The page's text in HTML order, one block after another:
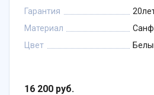
Гарантия
Материал
Цвет
16 200 руб.